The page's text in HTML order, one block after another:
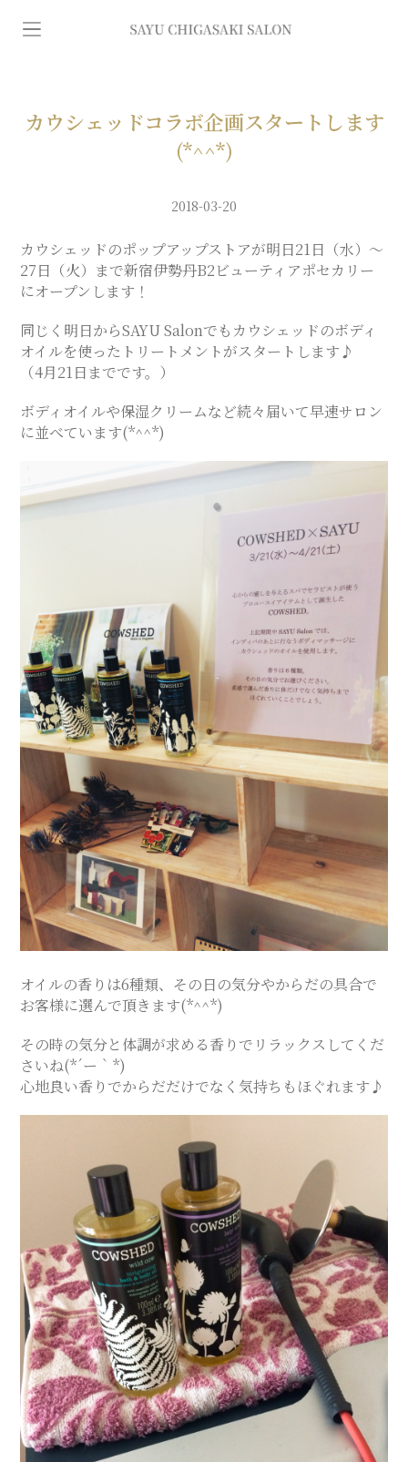
イ
デ
バ
専
門
エ
ス
テ
ロ
ン
｜
SAYU
CHIGASAKI
SALON
カウシェッドコラボ企画スタートします
(*^^*)
2018-03-20
カウシェッドのポップアップストアが明日21日（水）〜
27日（火）まで新宿伊勢丹B2ビューティアポセカリー
にオープンします！
同じく明日からSAYU Salonでもカウシェッドのボディ
オイルを使ったトリートメントがスタートします♪
（4月21日までです。）
ボディオイルや保湿クリームなど続々届いて早速サロン
に並べています(*^^*)
オイルの香りは6種類、その日の気分やからだの具合で
お客様に選んで頂きます(*^^*)
その時の気分と体調が求める香りでリラックスしてくだ
さいね(*´ー｀*)
心地良い香りでからだだけでなく気持ちもほぐれます♪